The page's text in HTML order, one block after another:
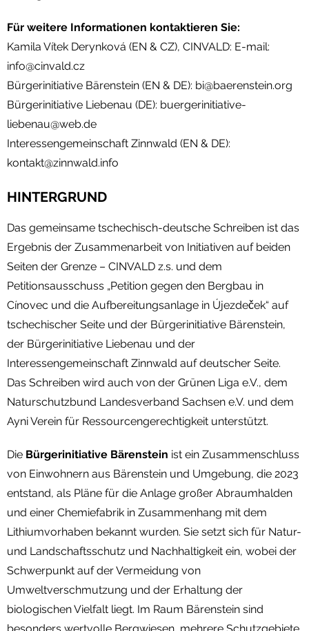
Für weitere Informationen kontaktieren Sie:
Kamila Vítek Derynková (EN & CZ), CINVALD: E-mail:
info@cinvald.cz
Bürgerinitiative Bärenstein (EN & DE): bi@baerenstein.org
Bürgerinitiative Liebenau (DE): buergerinitiative-
liebenau@web.de
Interessengemeinschaft Zinnwald (EN & DE):
kontakt@zinnwald.info
HINTERGRUND
Das gemeinsame tschechisch-deutsche Schreiben ist das
Ergebnis der Zusammenarbeit von Initiativen auf beiden
Seiten der Grenze – CINVALD z.s. und dem
Petitionsausschuss „Petition gegen den Bergbau in
Cínovec und die Aufbereitungsanlage in Újezdeček“ auf
tschechischer Seite und der Bürgerinitiative Bärenstein,
der Bürgerinitiative Liebenau und der
Interessengemeinschaft Zinnwald auf deutscher Seite.
Das Schreiben wird auch von der Grünen Liga e.V., dem
Naturschutzbund Landesverband Sachsen e.V. und dem
Ayni Verein für Ressourcengerechtigkeit unterstützt.
Die Bürgerinitiative Bärenstein ist ein Zusammenschluss
von Einwohnern aus Bärenstein und Umgebung, die 2023
entstand, als Pläne für die Anlage großer Abraumhalden
und einer Chemiefabrik in Zusammenhang mit dem
Lithiumvorhaben bekannt wurden. Sie setzt sich für Natur-
und Landschaftsschutz und Nachhaltigkeit ein, wobei der
Schwerpunkt auf der Vermeidung von
Umweltverschmutzung und der Erhaltung der
biologischen Vielfalt liegt. Im Raum Bärenstein sind